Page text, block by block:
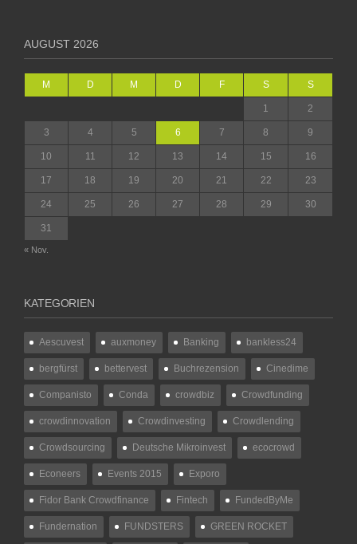
AUGUST 2026
M D M D F S S
1 2
3 4 5 6 7 8 9
10 11 12 13 14 15 16
17 18 19 20 21 22 23
24 25 26 27 28 29 30
31
« Nov.
KATEGORIEN
Aescuvest auxmoney Banking bankless24
bergfürst bettervest Buchrezension Cinedime
Companisto Conda crowdbiz Crowdfunding
crowdinnovation Crowdinvesting Crowdlending
Crowdsourcing Deutsche Mikroinvest ecocrowd
Econeers Events 2015 Exporo
Fidor Bank Crowdfinance Fintech FundedByMe
Fundernation FUNDSTERS GREEN ROCKET